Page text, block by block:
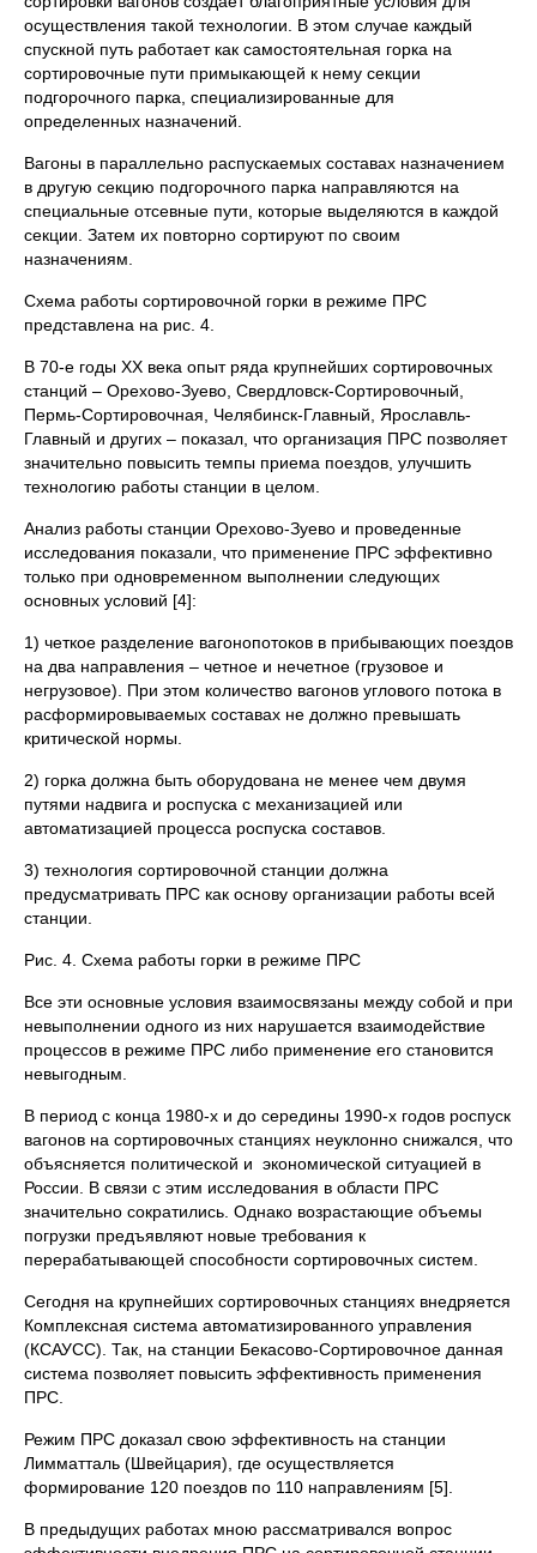
осуществления такой технологии. В этом случае каждый
спускной путь работает как самостоятельная горка на
сортировочные пути примыкающей к нему секции
подгорочного парка, специализированные для
определенных назначений.
Вагоны в параллельно распускаемых составах назначением
в другую секцию подгорочного парка направляются на
специальные отсевные пути, которые выделяются в каждой
секции. Затем их повторно сортируют по своим
назначениям.
Схема работы сортировочной горки в режиме ПРС
представлена на рис. 4.
В 70-е годы XX века опыт ряда крупнейших сортировочных
станций – Орехово-Зуево, Свердловск-Сортировочный,
Пермь-Сортировочная, Челябинск-Главный, Ярославль-
Главный и других – показал, что организация ПРС позволяет
значительно повысить темпы приема поездов, улучшить
технологию работы станции в целом.
Анализ работы станции Орехово-Зуево и проведенные
исследования показали, что применение ПРС эффективно
только при одновременном выполнении следующих
основных условий [4]:
1) четкое разделение вагонопотоков в прибывающих поездов
на два направления – четное и нечетное (грузовое и
негрузовое). При этом количество вагонов углового потока в
расформировываемых составах не должно превышать
критической нормы.
2) горка должна быть оборудована не менее чем двумя
путями надвига и роспуска с механизацией или
автоматизацией процесса роспуска составов.
3) технология сортировочной станции должна
предусматривать ПРС как основу организации работы всей
станции.
Рис. 4. Схема работы горки в режиме ПРС
Все эти основные условия взаимосвязаны между собой и при
невыполнении одного из них нарушается взаимодействие
процессов в режиме ПРС либо применение его становится
невыгодным.
В период с конца 1980-х и до середины 1990-х годов роспуск
вагонов на сортировочных станциях неуклонно снижался, что
объясняется политической и экономической ситуацией в
России. В связи с этим исследования в области ПРС
значительно сократились. Однако возрастающие объемы
погрузки предъявляют новые требования к
перерабатывающей способности сортировочных систем.
Сегодня на крупнейших сортировочных станциях внедряется
Комплексная система автоматизированного управления
(КСАУСС). Так, на станции Бекасово-Сортировочное данная
система позволяет повысить эффективность применения
ПРС.
Режим ПРС доказал свою эффективность на станции
Лимматталь (Швейцария), где осуществляется
формирование 120 поездов по 110 направлениям [5].
В предыдущих работах мною рассматривался вопрос